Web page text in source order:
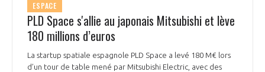
ESPACE
PLD Space s'allie au japonais Mitsubishi et lève
180 millions d’euros
La startup spatiale espagnole PLD Space a levé 180 M€ lors
d’un tour de table mené par Mitsubishi Electric, avec des